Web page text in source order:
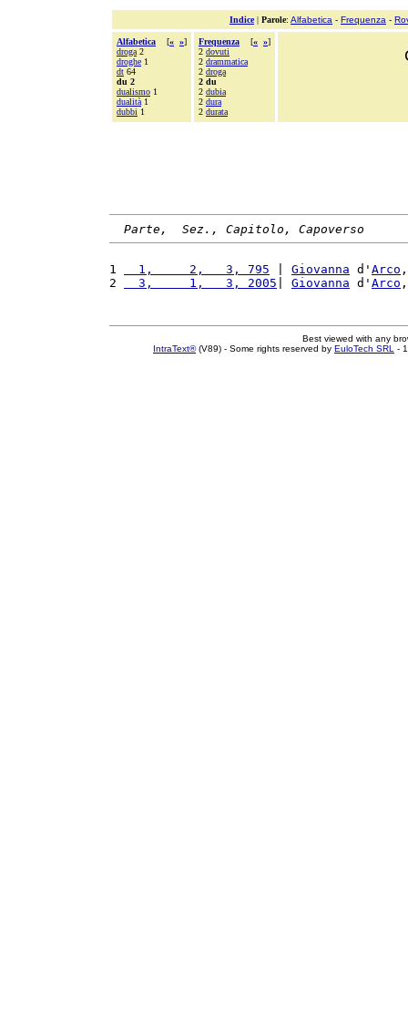
Indice| Parole: Alfabetica - Frequenza -
Alfabetica [« »]
droga 2
droghe 1
dt 64
du 2
dualismo 1
dualità 1
dubbi 1
Frequenza [« »]
2 dovuti
2 drammatica
2 droga
2 du
2 dubia
2 dura
2 durata
Parte,  Sez., Capitolo, Capoverso
1
  1,     2,   3, 795
Giovanna d' Arco
2
  3,     1,   3, 2005
Giovanna d' Arco
Best viewed with any
IntraText®(V89) - Some rights reserved by EuloTech SRL -